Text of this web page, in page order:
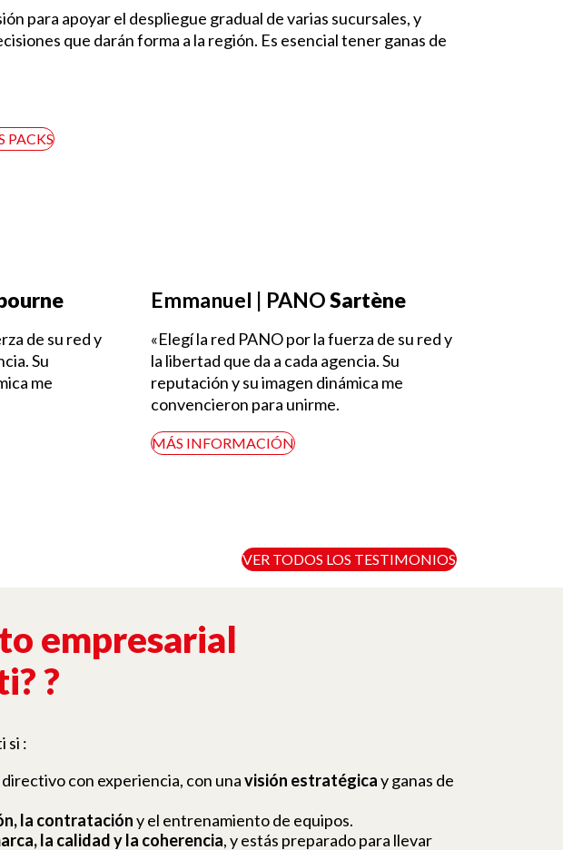
para apoyar el despliegue gradual de varias sucursales, y
que darán forma a la región. Es esencial tener ganas de
PACKS
de su red y
Su
me
Emmanuel | PANOSartène
«Elegí la red PANO por la fuerza de su red y
la libertad que da a cada agencia. Su
reputación y su imagen dinámica me
convencieron para unirme.
MÁS INFORMACIÓN
VER TODOS LOS TESTIMONIOS
empresarial
?
si :
con experiencia, con unavisión estratégicay ganas de
la contratacióny el entrenamiento de equipos.
la calidad y la coherencia, y estás preparado para llevar